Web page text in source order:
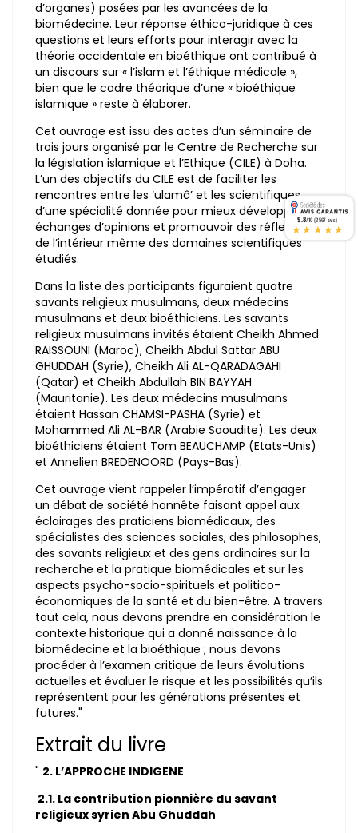
d’organes) posées par les avancées de la
biomédecine. Leur réponse éthico-juridique à ces
questions et leurs efforts pour interagir avec la
théorie occidentale en bioéthique ont contribué à
un discours sur « l’islam et l’éthique médicale »,
bien que le cadre théorique d’une « bioéthique
islamique » reste à élaborer.
Cet ouvrage est issu des actes d’un séminaire de
trois jours organisé par le Centre de Recherche sur
la législation islamique et l’Ethique (CILE) à Doha.
L’un des objectifs du CILE est de faciliter les
rencontres entre les ‘ulamâ’ et les scientifiques
d’une spécialité donnée pour mieux développer les
échanges d’opinions et promouvoir des réflexions
de l’intérieur même des domaines scientifiques
étudiés.
Dans la liste des participants figuraient quatre
savants religieux musulmans, deux médecins
musulmans et deux bioéthiciens. Les savants
religieux musulmans invités étaient Cheikh Ahmed
RAISSOUNI (Maroc), Cheikh Abdul Sattar ABU
GHUDDAH (Syrie), Cheikh Ali AL-QARADAGAHI
(Qatar) et Cheikh Abdullah BIN BAYYAH
(Mauritanie). Les deux médecins musulmans
étaient Hassan CHAMSI-PASHA (Syrie) et
Mohammed Ali AL-BAR (Arabie Saoudite). Les deux
bioéthiciens étaient Tom BEAUCHAMP (Etats-Unis)
et Annelien BREDENOORD (Pays-Bas).
Cet ouvrage vient rappeler l’impératif d’engager
un débat de société honnête faisant appel aux
éclairages des praticiens biomédicaux, des
spécialistes des sciences sociales, des philosophes,
des savants religieux et des gens ordinaires sur la
recherche et la pratique biomédicales et sur les
aspects psycho-socio-spirituels et politico-
économiques de la santé et du bien-être. A travers
tout cela, nous devons prendre en considération le
contexte historique qui a donné naissance à la
biomédecine et la bioéthique ; nous devons
procéder à l’examen critique de leurs évolutions
actuelles et évaluer le risque et les possibilités qu’ils
représentent pour les générations présentes et
futures."
Extrait du livre
" 2. L’APPROCHE INDIGENE
2.1. La contribution pionnière du savant
religieux syrien Abu Ghuddah
9.8/10 (2567 avis)
★★★★★